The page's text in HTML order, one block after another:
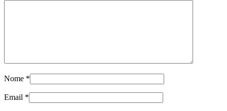
Nome *
Email *